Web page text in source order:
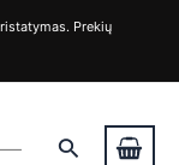
Prekių
Paieška